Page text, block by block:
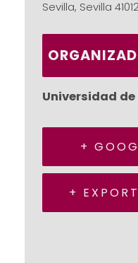
Sevilla, Sevilla
Universidad de
+
+